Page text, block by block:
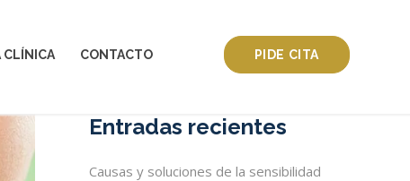
CLÍNICA CONTACTO PIDE CITA
Entradas recientes
Causas y soluciones de la sensibilidad